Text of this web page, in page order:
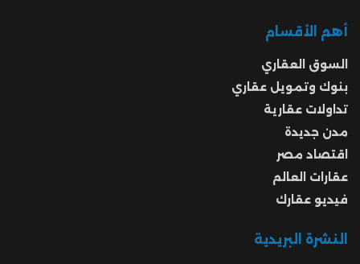
أهم الأقسام
السوق العقاري
بنوك وتمويل عقاري
تداولات عقارية
مدن جديدة
اقتصاد مصر
عقارات العالم
فيديو عقارك
النشرة البريدية